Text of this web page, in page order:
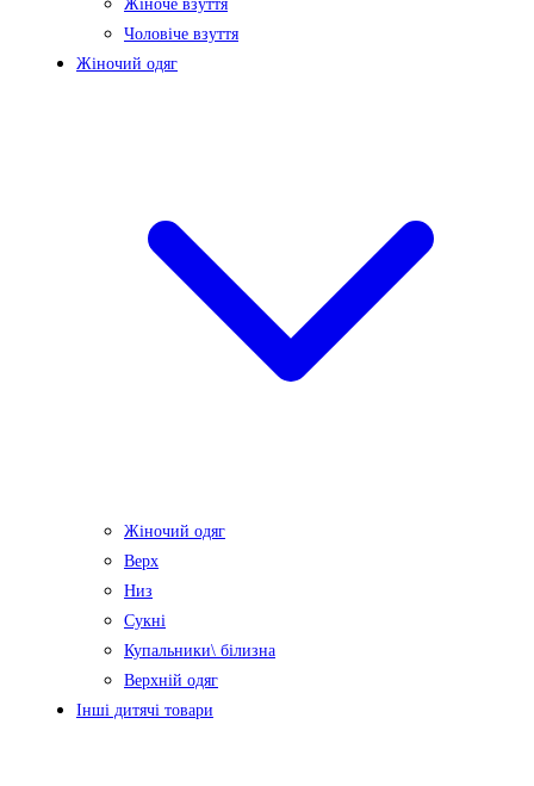
Жіноче взуття
Чоловіче взуття
Жіночий одяг
Жіночий одяг
Верх
Низ
Сукні
Купальники\ білизна
Верхній одяг
Інші дитячі товари